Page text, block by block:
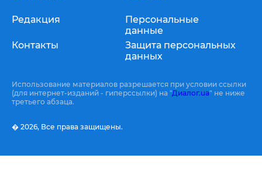
Редакция
Контакты
Персональные
данные
Защита персональных
данных
Использование материалов разрешается при условии ссылки
(для интернет-изданий - гиперссылки) на "Диалог.ua" не ниже
третьего абзаца.
� 2026, Все права защищены.